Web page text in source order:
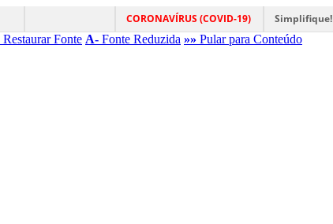
CORONAVÍRUS (COVID-19) Simplifique!
Restaurar Fonte A- Fonte Reduzida »» Pular para Conteúdo